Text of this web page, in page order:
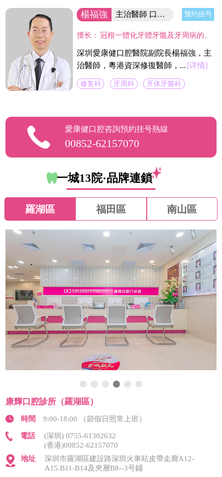
楊福強 主治醫師 口腔醫院副院長 预约挂号
擅长： 冠根一體化牙體牙髓及牙周病的診療，復雜牙的拔除，牙體缺損的嵌體修復，以及烤瓷冠、義齒的修復等方面的診治，在水激光治牙方面有著豐富的臨床經驗。臨床工作中致力於牙體保存，種植修復設計，咬合功能重建，微創美學牙體修復等。
深圳愛康健口腔醫院副院長楊福強，主
治醫師，粵港資深修復醫師，... [详情]
修复科 牙周科 牙体牙髓科
愛康健口腔咨詢預約挂号熱線
00852-62157070
一城13院·品牌連鎖
羅湖區 福田區 南山區
康輝口腔診所（羅湖區）
時間 9:00-18:00 （節假日照常上班）
電話
(深圳) 0755-61302632
(香港)00852-62157070
地址
深圳市羅湖區建設路深圳火車站皮帶走廊A12-
A15.B11-B14及夾層B8--3号鋪